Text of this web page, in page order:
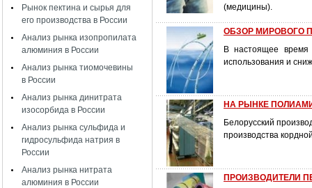
Рынок пектина и сырья для
его производства в России
Анализ рынка изопропилата
алюминия в России
Анализ рынка тиомочевины
в России
Анализ рынка динитрата
изосорбида в России
Анализ рынка сульфида и
гидросульфида натрия в
России
Анализ рынка нитрата
алюминия в России
(медицины).
ОБЗОР МИРОВОГО
В настоящее время
использования и
НА РЫНКЕ
Белорусский
производства
ПРОИЗВОДИТЕЛИ